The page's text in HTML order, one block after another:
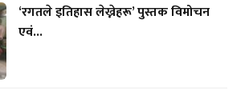
‘रगतले इतिहास लेख्नेहरू’ पुस्तक विमोचन
एवं...